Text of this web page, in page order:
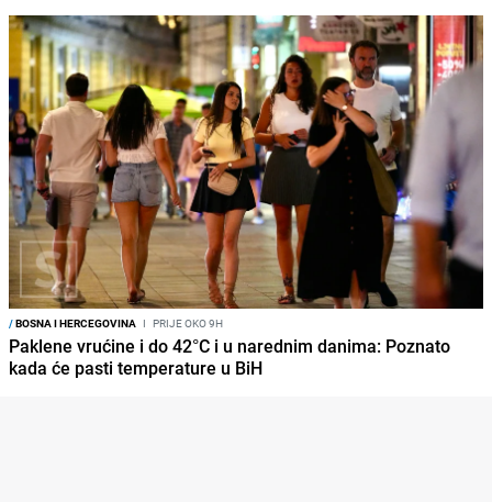
/BOSNA I HERCEGOVINA I PRIJE OKO 9H
Paklene vrućine i do 42°C i u narednim danima: Poznato
kada će pasti temperature u BiH